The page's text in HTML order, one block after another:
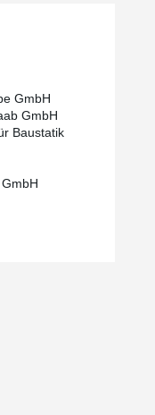
spread over five
GmbH
GmbH
Baustatik